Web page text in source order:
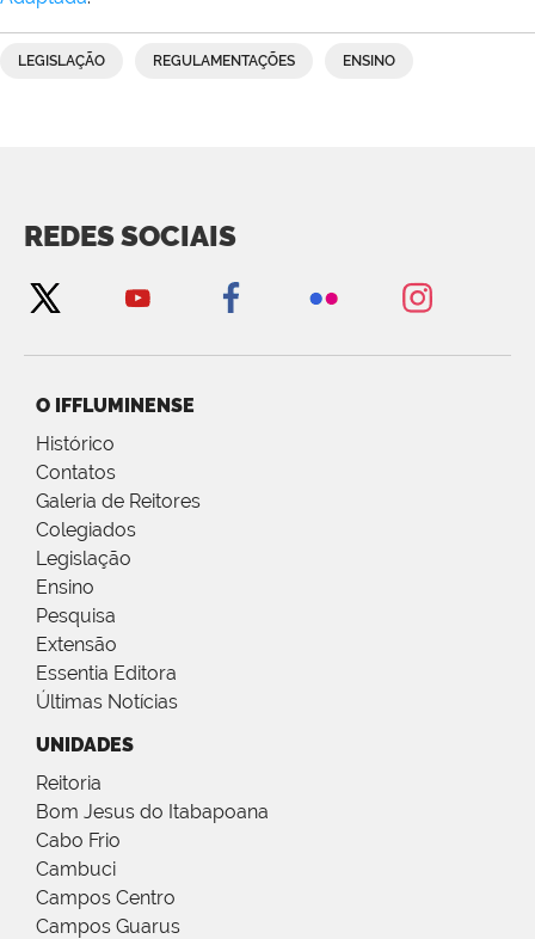
LEGISLAÇÃO REGULAMENTAÇÕES ENSINO
REDES SOCIAIS
O IFFLUMINENSE
Histórico
Contatos
Galeria de Reitores
Colegiados
Legislação
Ensino
Pesquisa
Extensão
Essentia Editora
Últimas Notícias
UNIDADES
Reitoria
Bom Jesus do Itabapoana
Cabo Frio
Cambuci
Campos Centro
Campos Guarus